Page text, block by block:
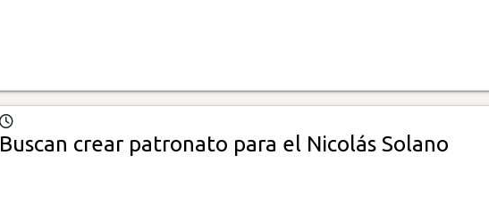
Buscan crear patronato para el Nicolás Solano